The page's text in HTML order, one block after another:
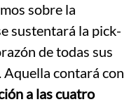
sobre la
sustentará la pick-
de todas sus
Aquella contará con
a las cuatro